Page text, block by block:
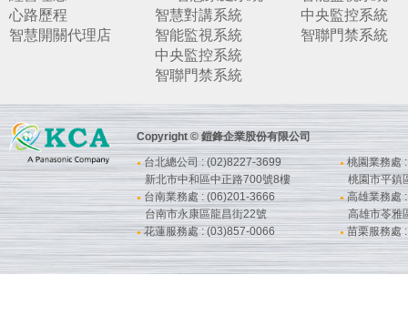
心路歷程
智慧開關代理店
智慧對講系統
智能監視系統
中央監控系統
智聯門禁系統
中央監控系統
智聯門禁系統
Copyright © 鎧鋒企業股份有限公司
●台北總公司 : (02)8227-3699
新北市中和區中正路700號8樓
● 桃園業務處
桃園市平鎮
● 台南業務處 : (06)201-3666
台南市永康區龍昌街22號
●高雄業務處
高雄市苓雅
●花蓮服務處 : (03)857-0066 ● 苗栗服務處